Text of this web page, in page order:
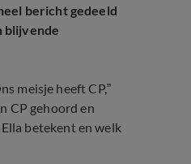
bericht gedeeld
blijvende
meisje heeft CP,”
CP gehoord en
betekent en welk